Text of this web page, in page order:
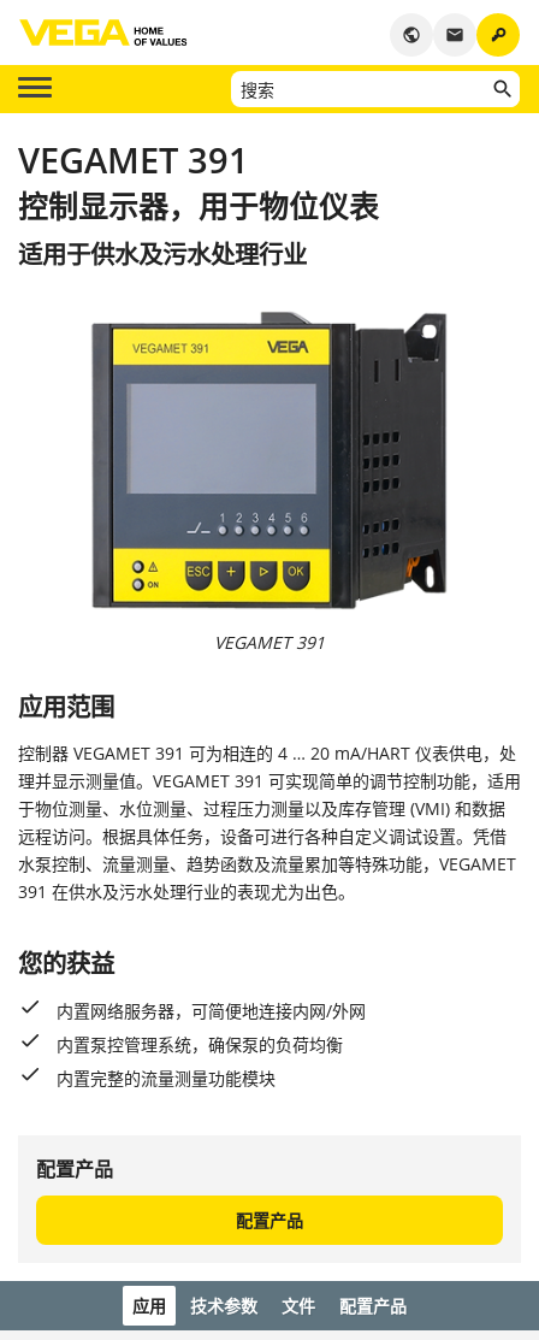
key
email
public
VEGAMET 391
控制显示器，用于物位仪表
适用于供水及污水处理行业
VEGAMET 391
应用范围
控制器 VEGAMET 391 可为相连的 4 … 20 mA/HART 仪表供电，处
理并显示测量值。VEGAMET 391 可实现简单的调节控制功能，适用
于物位测量、水位测量、过程压力测量以及库存管理 (VMI) 和数据
远程访问。根据具体任务，设备可进行各种自定义调试设置。凭借
水泵控制、流量测量、趋势函数及流量累加等特殊功能，VEGAMET
391 在供水及污水处理行业的表现尤为出色。
您的获益
内置网络服务器，可简便地连接内网/外网
内置泵控管理系统，确保泵的负荷均衡
内置完整的流量测量功能模块
配置产品
配置产品
应用 技术参数 文件 配置产品